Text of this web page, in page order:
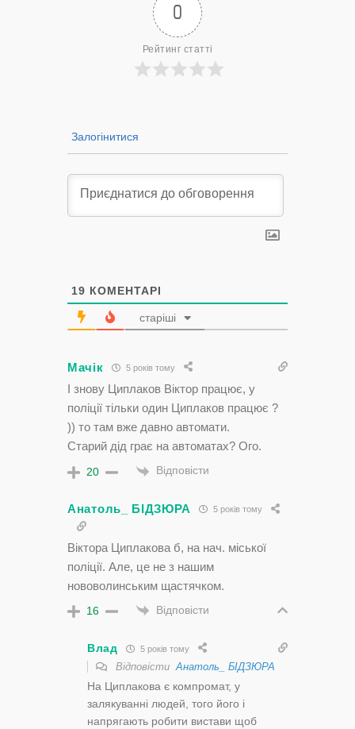
0
Рейтинг статті
Залогінитися
19 КОМЕНТАРІ
старіші
Мачік 5 років тому
І знову Циплаков Віктор працює, у
поліції тільки один Циплаков працює ?
)) то там вже давно автомати.
Старий дід грає на автоматах? Ого.
20 Відповісти
Анатоль_ БІДЗЮРА 5 років тому
Віктора Циплакова б, на нач. міської
поліції. Але, це не з нашим
нововолинським щастячком.
16 Відповісти
Влад 5 років тому
ВідповістиАнатоль_ БІДЗЮРА
На Циплакова є компромат, у
залякуванні людей, того його і
напрягають робити вистави щоб